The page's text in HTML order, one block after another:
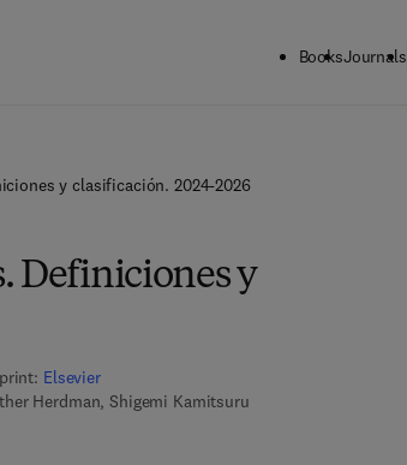
BooksJournals
y clasificación. 2024-2026
Definiciones y
Elsevier
Herdman, Shigemi Kamitsuru